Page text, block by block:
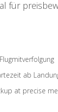
für
ab
at precise